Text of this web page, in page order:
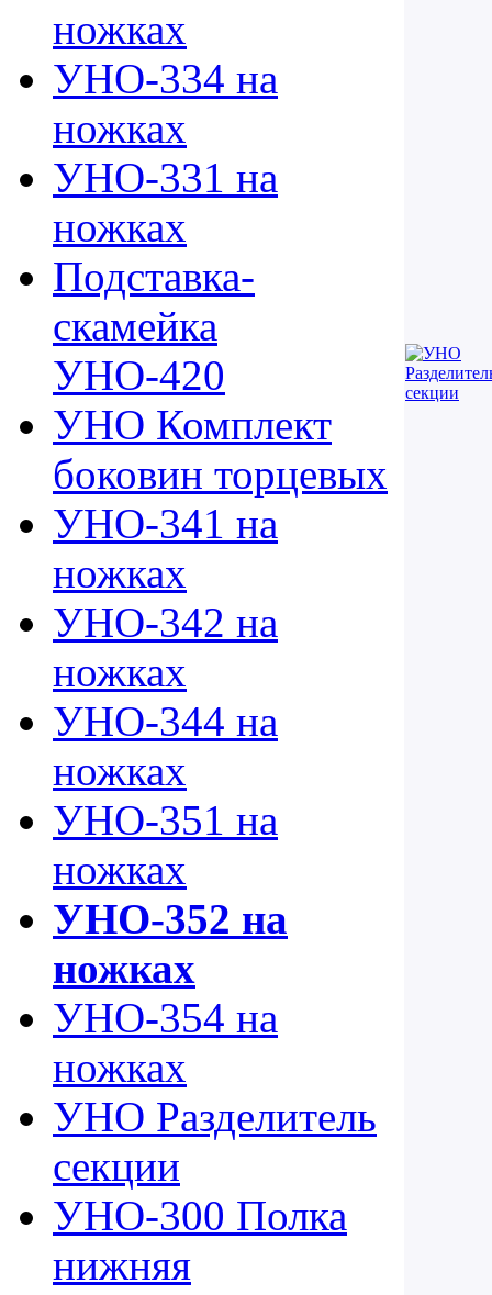
ножках
УНО-334 на
ножках
УНО-331 на
ножках
Подставка-
скамейка
УНО-420
УНО Комплект
боковин торцевых
УНО-341 на
ножках
УНО-342 на
ножках
УНО-344 на
ножках
УНО-351 на
ножках
УНО-352 на
ножках
УНО-354 на
ножках
УНО Разделитель
секции
УНО-300 Полка
нижняя